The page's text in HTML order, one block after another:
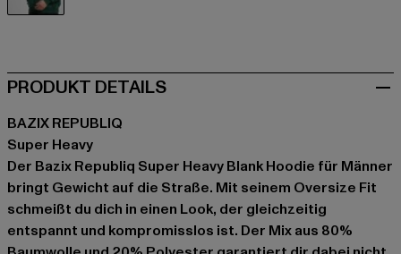
PRODUKT DETAILS
BAZIX REPUBLIQ
Super Heavy
Der Bazix Republiq Super Heavy Blank Hoodie für Männer
bringt Gewicht auf die Straße. Mit seinem Oversize Fit
schmeißt du dich in einen Look, der gleichzeitig
entspannt und kompromisslos ist. Der Mix aus 80%